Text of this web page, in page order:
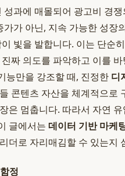
과에 매몰되어 광고비 경
가 아닌, 지속 가능한 성장
빛을 발합니다. 이는 단순
짜 의도를 파악하고 이를
능만을 강조할 때, 진정한 디
콘텐츠 자산을 체계적으로
은 멈춥니다. 따라서 자연
글에서는 데이터 기반 마케
더로 자리매김할 수 있는지
정